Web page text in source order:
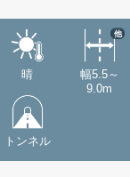
晴
幅5.5～
9.0m
他
トンネル